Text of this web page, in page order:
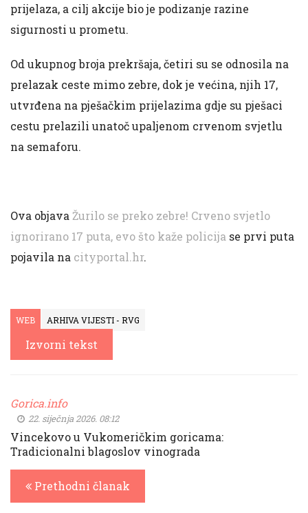
prijelaza, a cilj akcije bio je podizanje razine
sigurnosti u prometu.
Od ukupnog broja prekršaja, četiri su se odnosila na
prelazak ceste mimo zebre, dok je većina, njih 17,
utvrđena na pješačkim prijelazima gdje su pješaci
cestu prelazili unatoč upaljenom crvenom svjetlu
na semaforu.
Ova objava Žurilo se preko zebre! Crveno svjetlo
ignorirano 17 puta, evo što kaže policija se prvi puta
pojavila na cityportal.hr.
WEB ARHIVA VIJESTI - RVG
Izvorni tekst
Gorica.info
22. siječnja 2026. 08:12
Vincekovo u Vukomeričkim goricama:
Tradicionalni blagoslov vinograda
Prethodni članak